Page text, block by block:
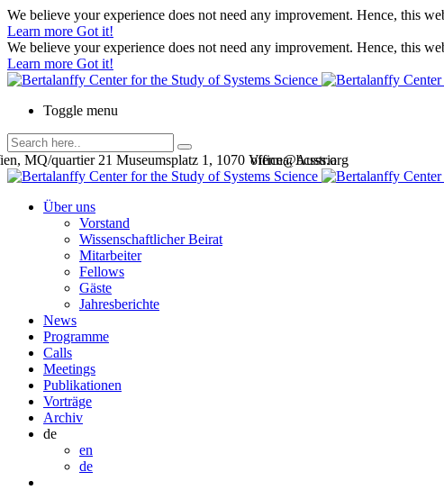
We believe your experience does not need any improvement. Hence, this
Learn more Got it!
We believe your experience does not need any improvement. Hence, this
Learn more Got it!
Toggle menu
office@bcsss.org
MQ/quartier 21 Museumsplatz 1, 1070 Vienna, Austria
Über uns
Vorstand
Wissenschaftlicher Beirat
Mitarbeiter
Fellows
Gäste
Jahresberichte
News
Programme
Calls
Meetings
Publikationen
Vorträge
Archiv
de
en
de